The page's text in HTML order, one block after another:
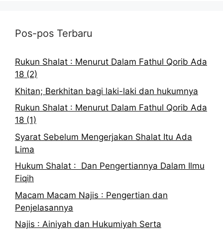
Pos-pos Terbaru
Rukun Shalat : Menurut Dalam Fathul Qorib Ada
18 (2)
Khitan; Berkhitan bagi laki-laki dan hukumnya
Rukun Shalat : Menurut Dalam Fathul Qorib Ada
18 (1)
Syarat Sebelum Mengerjakan Shalat Itu Ada
Lima
Hukum Shalat : Dan Pengertiannya Dalam Ilmu
Fiqih
Macam Macam Najis : Pengertian dan
Penjelasannya
Najis : Ainiyah dan Hukumiyah Serta